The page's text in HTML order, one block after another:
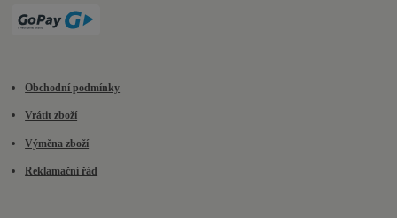
Obchodní podmínky
Vrátit zboží
Výměna zboží
Reklamační řád